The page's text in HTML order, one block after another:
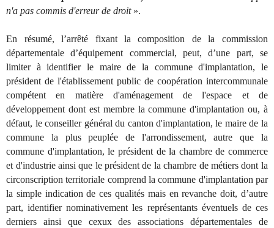
n'a pas commis d'erreur de droit».
En résumé, l’arrêté fixant la composition de la commission
départementale d’équipement commercial, peut, d’une part, se
limiter à identifier le maire de la commune d'implantation, le
président de l'établissement public de coopération intercommunale
compétent en matière d'aménagement de l'espace et de
développement dont est membre la commune d'implantation ou, à
défaut, le conseiller général du canton d'implantation, le maire de la
commune la plus peuplée de l'arrondissement, autre que la
commune d'implantation, le président de la chambre de commerce
et d'industrie ainsi que le président de la chambre de métiers dont la
circonscription territoriale comprend la commune d'implantation par
la simple indication de ces qualités mais en revanche doit, d’autre
part, identifier nominativement les représentants éventuels de ces
derniers ainsi que cexux des associations départementales de